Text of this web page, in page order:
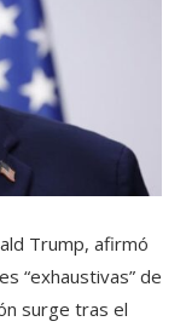
Trump, afirmó
“exhaustivas” de
surge tras el